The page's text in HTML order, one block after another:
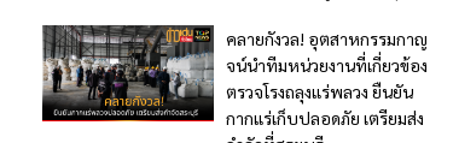
คลายกังวล! อุตสาหกรรมกาญ
จน์นำทีมหน่วยงานที่เกี่ยวข้อง
ตรวจโรงถลุงแร่พลวง ยืนยัน
กากแร่เก็บปลอดภัย เตรียมส่ง